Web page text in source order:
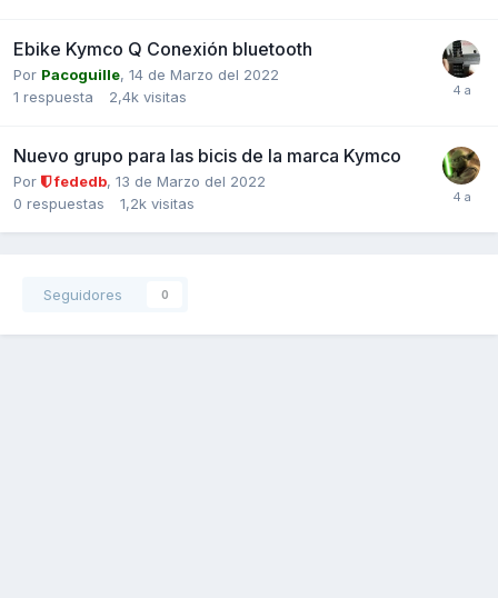
Ebike Kymco Q Conexión bluetooth
Por Pacoguille, 14 de Marzo del 2022
1 respuesta 2,4k visitas
Nuevo grupo para las bicis de la marca Kymco
Por fededb, 13 de Marzo del 2022
0 respuestas 1,2k visitas
Seguidores 0